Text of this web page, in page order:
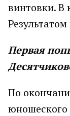
винтовки. В
Первая
По
юношеского